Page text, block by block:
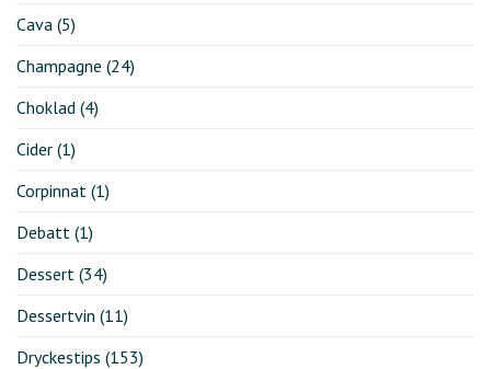
Cava (5)
Champagne (24)
Choklad (4)
Cider (1)
Corpinnat (1)
Debatt (1)
Dessert (34)
Dessertvin (11)
Dryckestips (153)